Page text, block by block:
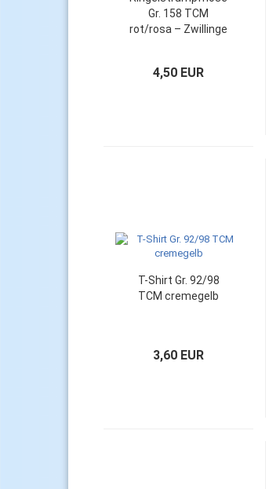
Gr. 158 TCM
rot/rosa – Zwillinge
4,50 EUR
T-Shirt Gr. 92/98
TCM cremegelb
3,60 EUR